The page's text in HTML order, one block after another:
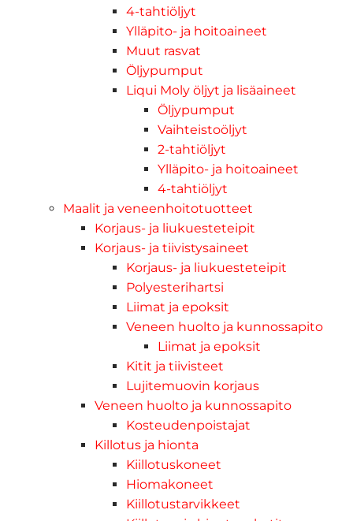
4-tahtiöljyt
Ylläpito- ja hoitoaineet
Muut rasvat
Öljypumput
Liqui Moly öljyt ja lisäaineet
Öljypumput
Vaihteistoöljyt
2-tahtiöljyt
Ylläpito- ja hoitoaineet
4-tahtiöljyt
Maalit ja veneenhoitotuotteet
Korjaus- ja liukuesteteipit
Korjaus- ja tiivistysaineet
Korjaus- ja liukuesteteipit
Polyesterihartsi
Liimat ja epoksit
Veneen huolto ja kunnossapito
Liimat ja epoksit
Kitit ja tiivisteet
Lujitemuovin korjaus
Veneen huolto ja kunnossapito
Kosteudenpoistajat
Killotus ja hionta
Kiillotuskoneet
Hiomakoneet
Kiillotustarvikkeet